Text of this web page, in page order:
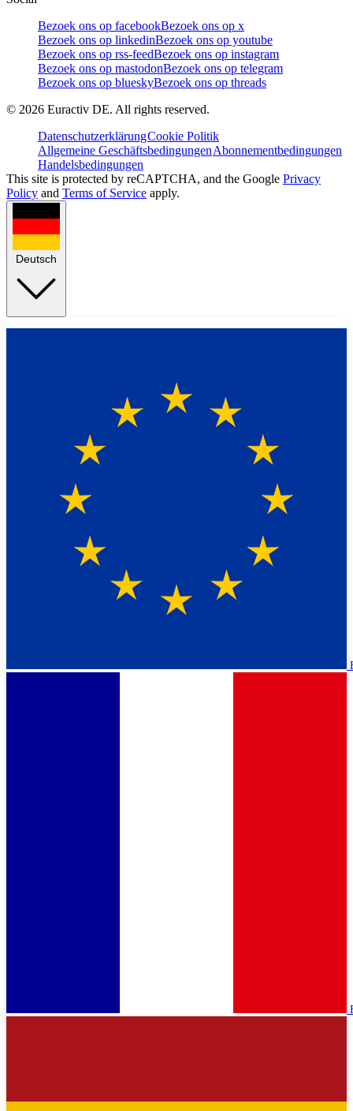
Bezoek ons op facebookBezoek ons op x
Bezoek ons op linkedinBezoek ons op youtube
Bezoek ons op rss-feedBezoek ons op instagram
Bezoek ons op mastodonBezoek ons op telegram
Bezoek ons op blueskyBezoek ons op threads
© 2026 Euractiv DE. All rights reserved.
DatenschutzerklärungCookie Politik
Allgemeine GeschäftsbedingungenAbonnementbedingungen
Handelsbedingungen
This site is protected by reCAPTCHA, and the Google Privacy
Policy and Terms of Service apply.
Deutsch